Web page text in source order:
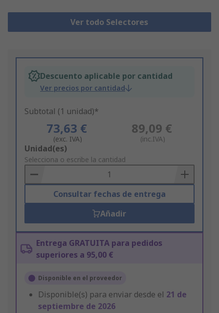
Ver todo Selectores
Descuento aplicable por cantidad
Ver precios por cantidad
Subtotal (1 unidad)*
73,63 €
(exc. IVA)
89,09 €
(inc.IVA)
Add
to
Basket
Unidad(es)
Selecciona o escribe la cantidad
Consultar fechas de entrega
Añadir
Entrega GRATUITA para pedidos
superiores a 95,00 €
Disponible en el proveedor
Disponible(s) para enviar desde el 21 de
septiembre de 2026